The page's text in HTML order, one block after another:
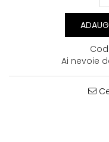
Ai nevoie